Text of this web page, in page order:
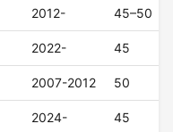
2012- 45–50
2022- 45
2007-2012 50
2024- 45